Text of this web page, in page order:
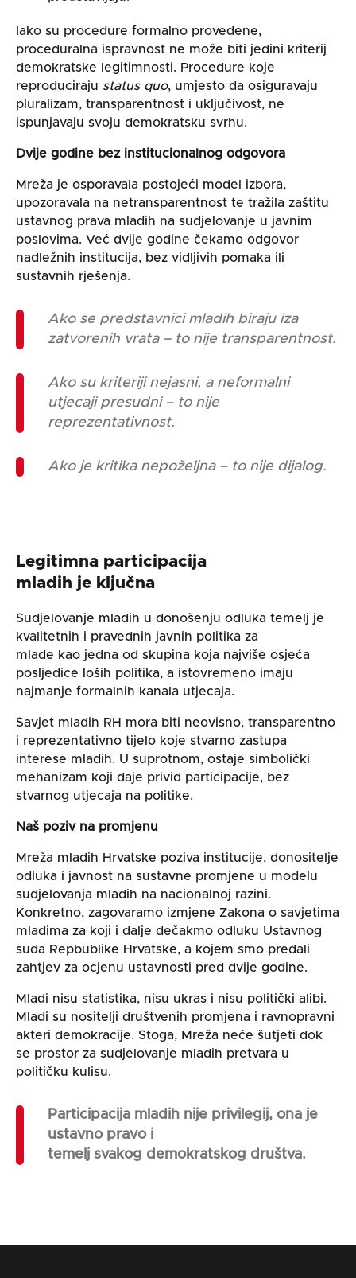
Iako su procedure formalno provedene,
proceduralna ispravnost ne može biti jedini kriterij
demokratske legitimnosti. Procedure koje
reproduciraju status quo, umjesto da osiguravaju
pluralizam, transparentnost i uključivost, ne
ispunjavaju svoju demokratsku svrhu.
Dvije godine bez institucionalnog odgovora
Mreža je osporavala postojeći model izbora,
upozoravala na netransparentnost te tražila zaštitu
ustavnog prava mladih na sudjelovanje u javnim
poslovima. Već dvije godine čekamo odgovor
nadležnih institucija, bez vidljivih pomaka ili
sustavnih rješenja.
Ako se predstavnici mladih biraju iza
zatvorenih vrata – to nije transparentnost.
Ako su kriteriji nejasni, a neformalni
utjecaji presudni – to nije
reprezentativnost.
Ako je kritika nepoželjna – to nije dijalog.
Legitimna participacija
mladih je ključna
Sudjelovanje mladih u donošenju odluka temelj je
kvalitetnih i pravednih javnih politika za
mlade kao jedna od skupina koja najviše osjeća
posljedice loših politika, a istovremeno imaju
najmanje formalnih kanala utjecaja.
Savjet mladih RH mora biti neovisno, transparentno
i reprezentativno tijelo koje stvarno zastupa
interese mladih. U suprotnom, ostaje simbolički
mehanizam koji daje privid participacije, bez
stvarnog utjecaja na politike.
Naš poziv na promjenu
Mreža mladih Hrvatske poziva institucije, donositelje
odluka i javnost na sustavne promjene u modelu
sudjelovanja mladih na nacionalnoj razini.
Konkretno, zagovaramo izmjene Zakona o savjetima
mladima za koji i dalje dečakmo odluku Ustavnog
suda Repbublike Hrvatske, a kojem smo predali
zahtjev za ocjenu ustavnosti pred dvije godine.
Mladi nisu statistika, nisu ukras i nisu politički alibi.
Mladi su nositelji društvenih promjena i ravnopravni
akteri demokracije. Stoga, Mreža neće šutjeti dok
se prostor za sudjelovanje mladih pretvara u
političku kulisu.
Participacija mladih nije privilegij, ona je
ustavno pravo i
temelj svakog demokratskog društva.